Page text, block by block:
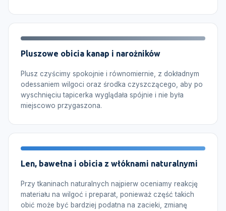
Pluszowe obicia kanap i narożników
Plusz czyścimy spokojnie i równomiernie, z dokładnym
odessaniem wilgoci oraz środka czyszczącego, aby po
wyschnięciu tapicerka wyglądała spójnie i nie była
miejscowo przygaszona.
Len, bawełna i obicia z włóknami naturalnymi
Przy tkaninach naturalnych najpierw oceniamy reakcję
materiału na wilgoć i preparat, ponieważ część takich
obić może być bardziej podatna na zacieki, zmianę